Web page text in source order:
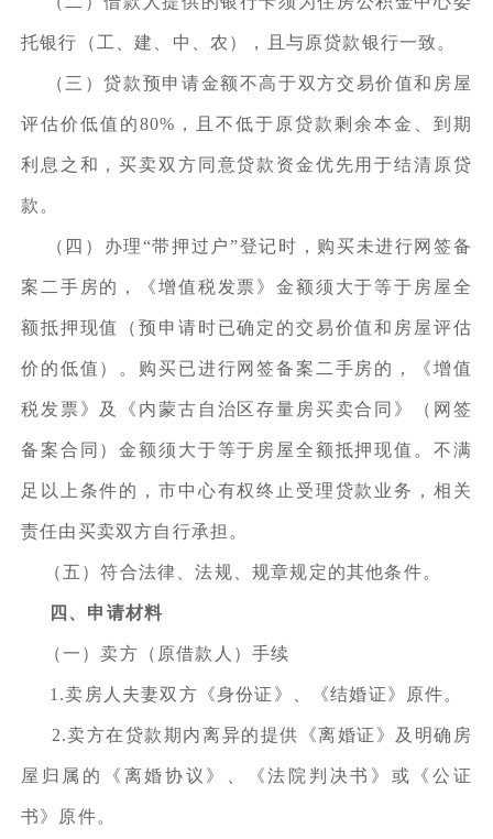
托银行（工、建、中、农），且与原贷款银行一致。
（三）贷款预申请金额不高于双方交易价值和房屋
评估价低值的80%，且不低于原贷款剩余本金、到期
利息之和，买卖双方同意贷款资金优先用于结清原贷
款。
（四）办理“带押过户”登记时，购买未进行网签备
案二手房的，《增值税发票》金额须大于等于房屋全
额抵押现值（预申请时已确定的交易价值和房屋评估
价的低值）。购买已进行网签备案二手房的，《增值
税发票》及《内蒙古自治区存量房买卖合同》（网签
备案合同）金额须大于等于房屋全额抵押现值。不满
足以上条件的，市中心有权终止受理贷款业务，相关
责任由买卖双方自行承担。
（五）符合法律、法规、规章规定的其他条件。
四、申请材料
（一）卖方（原借款人）手续
1.卖房人夫妻双方《身份证》、《结婚证》原件。
2.卖方在贷款期内离异的提供《离婚证》及明确房
屋归属的《离婚协议》、《法院判决书》或《公证
书》原件。